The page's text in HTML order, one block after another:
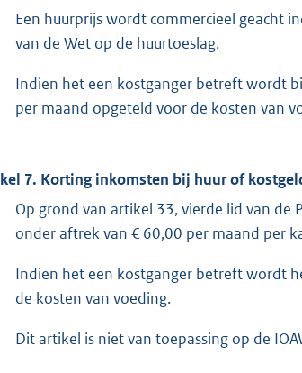
Een huurprijs wordt commercieel geacht
van de Wet op de huurtoeslag.
Indien het een kostganger betreft wordt
per maand opgeteld voor de kosten van
7. Korting inkomsten bij huur of
Op grond van artikel 33, vierde lid van
onder aftrek van € 60,00 per maand per
Indien het een kostganger betreft wordt
de kosten van voeding.
Dit artikel is niet van toepassing op de